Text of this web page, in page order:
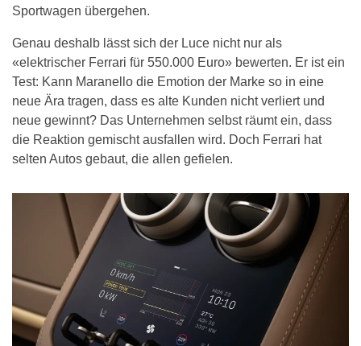
Sportwagen übergehen.
Genau deshalb lässt sich der Luce nicht nur als
«elektrischer Ferrari für 550.000 Euro» bewerten. Er ist ein
Test: Kann Maranello die Emotion der Marke so in eine
neue Ära tragen, dass es alte Kunden nicht verliert und
neue gewinnt? Das Unternehmen selbst räumt ein, dass
die Reaktion gemischt ausfallen wird. Doch Ferrari hat
selten Autos gebaut, die allen gefielen.